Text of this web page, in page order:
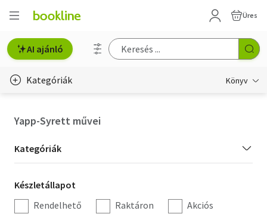
Üres
AI ajánló
Kategóriák Könyv
Hobbi, szabadidő
Irodalom
Yapp-Syrett művei
Kategória
szűrés
Kategóriák
Készletállapot
szűrés
Készletállapot
Rendelhető
Raktáron Akciós